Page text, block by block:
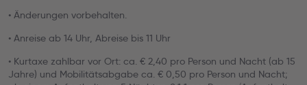
• Änderungen vorbehalten.
• Anreise ab 14 Uhr, Abreise bis 11 Uhr
• Kurtaxe zahlbar vor Ort: ca. € 2,40 pro Person und Nacht (ab 15
Jahre) und Mobilitätsabgabe ca. € 0,50 pro Person und Nacht;